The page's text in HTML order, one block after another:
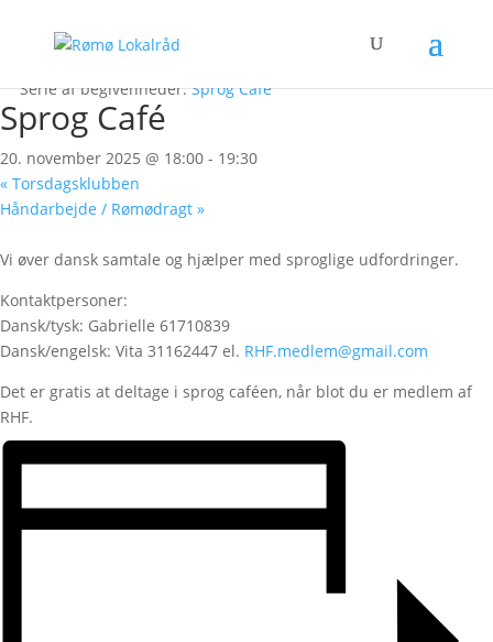
« Alle Begivenheder
Serie af begivenheder:Sprog Café
Sprog Café
20. november 2025 @ 18:00 - 19:30
« Torsdagsklubben
Håndarbejde / Rømødragt »
Vi øver dansk samtale og hjælper med sproglige udfordringer.
Kontaktpersoner:
Dansk/tysk: Gabrielle 61710839
Dansk/engelsk: Vita 31162447 el. RHF.medlem@gmail.com
Det er gratis at deltage i sprog caféen, når blot du er medlem af
RHF.